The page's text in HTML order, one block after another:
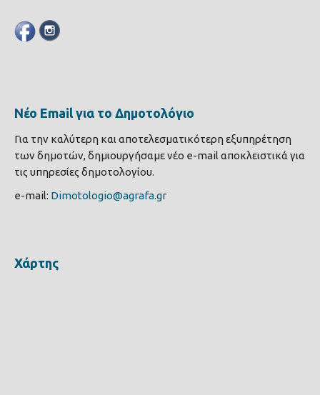
Νέο Email για το Δημοτολόγιο
Για την καλύτερη και αποτελεσματικότερη εξυπηρέτηση
των δημοτών, δημιουργήσαμε νέο e-mail αποκλειστικά για
τις υπηρεσίες δημοτολογίου.
e-mail: Dimotologio@agrafa.gr
Χάρτης